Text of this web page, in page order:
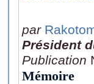
par
Président
Publication
Mémoire